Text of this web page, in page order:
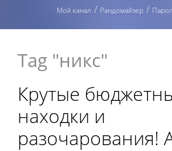
Мой канал Рандомайзер
Tag "никс"
Крутые
находки и
разочарования!